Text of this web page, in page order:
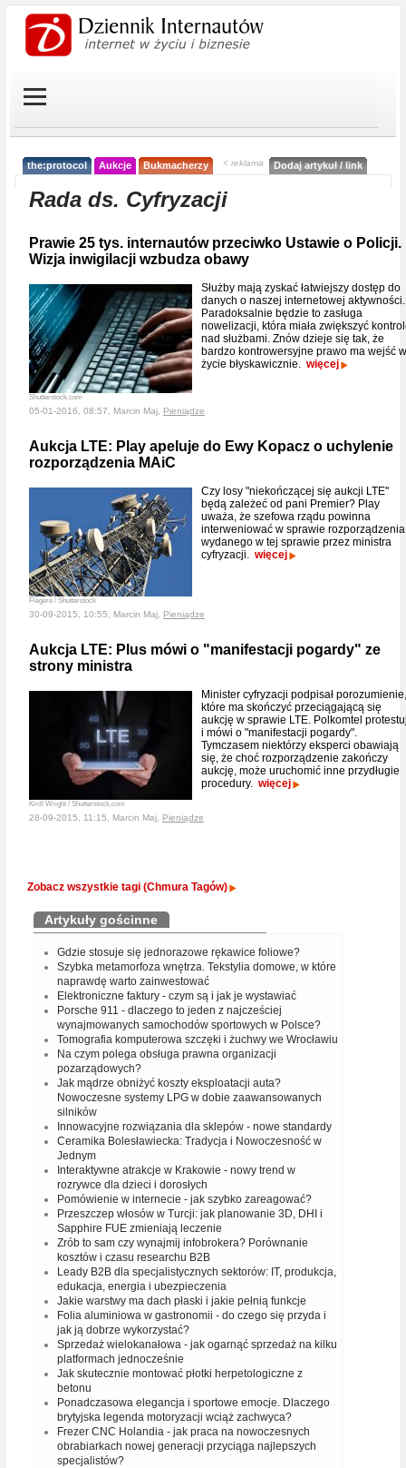
the:protocol Aukcje Bukmacherzy < reklama Dodaj artykuł / link
Rada ds. Cyfryzacji
Prawie 25 tys. internautów przeciwko Ustawie o Policji.
Wizja inwigilacji wzbudza obawy
Shutterstock.com
Służby mają zyskać łatwiejszy dostęp do
danych o naszej internetowej aktywności.
Paradoksalnie będzie to zasługa
nowelizacji, która miała zwiększyć
nad służbami. Znów dzieje się tak, że
bardzo kontrowersyjne prawo ma wejść w
życie błyskawicznie. więcej
05-01-2016, 08:57, Marcin Maj, Pieniądze
Aukcja LTE: Play apeluje do Ewy Kopacz o uchylenie
rozporządzenia MAiC
Flegere / Shutterstock
Czy losy "niekończącej się aukcji LTE"
będą zależeć od pani Premier? Play
uważa, że szefowa rządu powinna
interweniować w sprawie rozporządzenia
wydanego w tej sprawie przez ministra
cyfryzacji. więcej
30-09-2015, 10:55, Marcin Maj, Pieniądze
Aukcja LTE: Plus mówi o "manifestacji pogardy" ze
strony ministra
Kirill Wright / Shutterstock.com
Minister cyfryzacji podpisał porozumienie,
które ma skończyć przeciągającą się
aukcję w sprawie LTE. Polkomtel
i mówi o "manifestacji pogardy".
Tymczasem niektórzy eksperci obawiają
się, że choć rozporządzenie zakończy
aukcję, może uruchomić inne przydługie
procedury. więcej
28-09-2015, 11:15, Marcin Maj, Pieniądze
Zobacz wszystkie tagi (Chmura Tagów)
Artykuły gościnne
Gdzie stosuje się jednorazowe rękawice foliowe?
Szybka metamorfoza wnętrza. Tekstylia domowe, w które
naprawdę warto zainwestować
Elektroniczne faktury - czym są i jak je wystawiać
Porsche 911 - dlaczego to jeden z najcześciej
wynajmowanych samochodów sportowych w Polsce?
Tomografia komputerowa szczęki i żuchwy we Wrocławiu
Na czym polega obsługa prawna organizacji
pozarządowych?
Jak mądrze obniżyć koszty eksploatacji auta?
Nowoczesne systemy LPG w dobie zaawansowanych
silników
Innowacyjne rozwiązania dla sklepów - nowe standardy
Ceramika Bolesławiecka: Tradycja i Nowoczesność w
Jednym
Interaktywne atrakcje w Krakowie - nowy trend w
rozrywce dla dzieci i dorosłych
Pomówienie w internecie - jak szybko zareagować?
Przeszczep włosów w Turcji: jak planowanie 3D, DHI i
Sapphire FUE zmieniają leczenie
Zrób to sam czy wynajmij infobrokera? Porównanie
kosztów i czasu researchu B2B
Leady B2B dla specjalistycznych sektorów: IT, produkcja,
edukacja, energia i ubezpieczenia
Jakie warstwy ma dach płaski i jakie pełnią funkcje
Folia aluminiowa w gastronomii - do czego się przyda i
jak ją dobrze wykorzystać?
Sprzedaż wielokanałowa - jak ogarnąć sprzedaż na kilku
platformach jednocześnie
Jak skutecznie montować płotki herpetologiczne z
betonu
Ponadczasowa elegancja i sportowe emocje. Dlaczego
brytyjska legenda motoryzacji wciąż zachwyca?
Frezer CNC Holandia - jak praca na nowoczesnych
obrabiarkach nowej generacji przyciąga najlepszych
specjalistów?